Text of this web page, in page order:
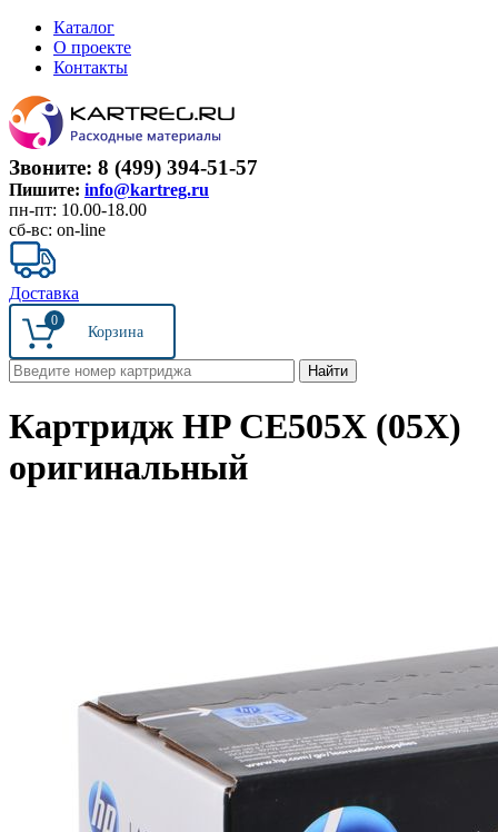
Каталог
О проекте
Контакты
Звоните: 8 (499) 394-51-57
Пишите: info@kartreg.ru
пн-пт: 10.00-18.00
сб-вс: on-line
Доставка
0
Картридж HP CE505X (05X)
оригинальный